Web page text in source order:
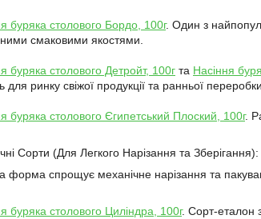
буряка столового Бордо, 100г. Один з
смаковими якостями.
буряка столового Детройт, 100г та Насіння
для ринку свіжої продукції та ранньої переробки.
буряка столового Єгипетський Плоский, 100г.
Сорти (Для Легкого Нарізання та Зберігання):
форма спрощує механічне нарізання та
буряка столового Циліндра, 100г. Сорт-еталон